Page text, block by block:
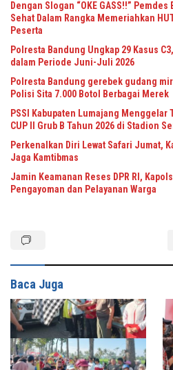
Dengan Slogan “OKE GASS!!”
Sehat Dalam Rangka Memeriahkan
Peserta
Polresta Bandung Ungkap 29 Kasus
dalam Periode Juni-Juli 2026
Polresta Bandung gerebek gudang
Polisi Sita 7.000 Botol Berbagai Merek
PSSI Kabupaten Lumajang Menggelar
CUP II Grub B Tahun 2026 di Stadion
Perkenalkan Diri Lewat Safari Jumat,
Jaga Kamtibmas
Jamin Keamanan Reses DPR RI,
Pengayoman dan Pelayanan Warga
Baca Juga